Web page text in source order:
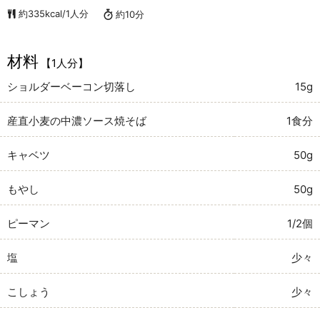
約335kcal/1人分 約10分
材料
【1人分】
ショルダーベーコン切落し
15g
産直小麦の中濃ソース焼そば 1食分
キャベツ 50g
もやし 50g
ピーマン 1/2個
塩 少々
こしょう 少々